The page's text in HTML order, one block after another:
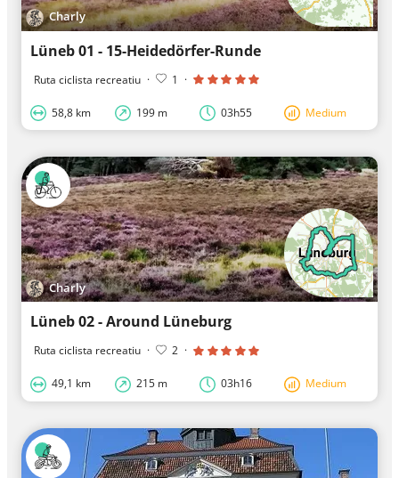
Charly
Lüneb 01 - 15-Heidedörfer-Runde
Ruta ciclista recreatiu · 1 ·
58,8 km 199 m 03h55 Medium
Charly
Lüneb 02 - Around Lüneburg
Ruta ciclista recreatiu · 2 ·
49,1 km 215 m 03h16 Medium